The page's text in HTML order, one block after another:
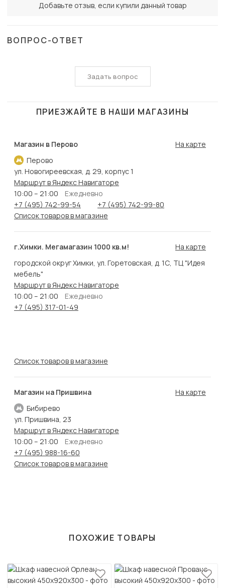
Добавьте отзыв, если купили данный товар
ВОПРОС-ОТВЕТ
Задать вопрос
ПРИЕЗЖАЙТЕ В НАШИ МАГАЗИНЫ
Магазин в Перово
Перово
На карте
ул. Новогиреевская, д. 29, корпус 1
Маршрут в Яндекс Навигаторе
10:00 – 21:00
Ежедневно
+7 (495) 742-99-54
+7 (495) 742-99-80
Список товаров в магазине
г.Химки. Мегамагазин 1000 кв.м!
На карте
городской округ Химки, ул. Горетовская, д. 1С, ТЦ "Идея
мебель"
Маршрут в Яндекс Навигаторе
10:00 – 21:00
Ежедневно
+7 (495) 317-01-49
Список товаров в магазине
Магазин на Пришвина
Бибирево
На карте
ул. Пришвина, 23
Маршрут в Яндекс Навигаторе
10:00 – 21:00
Ежедневно
+7 (495) 988-16-60
Список товаров в магазине
ПОХОЖИЕ ТОВАРЫ